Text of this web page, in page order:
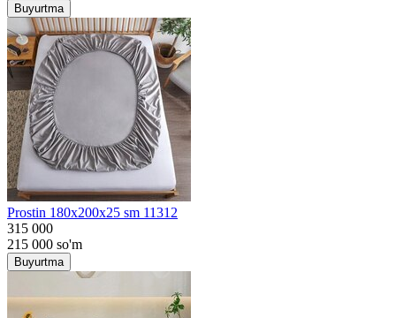
Buyurtma
Prostin 180x200x25 sm 11312
315 000
215 000 so'm
Buyurtma